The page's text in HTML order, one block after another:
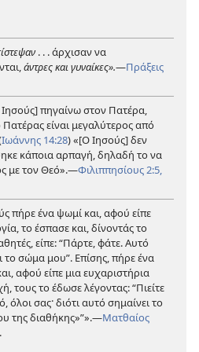
. . . άρχισαν να
άντρες και γυναίκες».—Πράξεις
πηγαίνω στον Πατέρα,
Πατέρας είναι μεγαλύτερος από
Ιωάννης 14:28) «[Ο Ιησούς] δεν
κάποια αρπαγή, δηλαδή το να
με τον Θεό».—Φιλιππησίους 2:5,
πήρε ένα ψωμί και, αφού είπε
το έσπασε και, δίνοντάς το
είπε: “Πάρτε, φάτε. Αυτό
το σώμα μου”. Επίσης, πήρε ένα
αφού είπε μια ευχαριστήρια
τους το έδωσε λέγοντας: “Πιείτε
όλοι σας· διότι αυτό σημαίνει το
της διαθήκης»”».—Ματθαίος
.